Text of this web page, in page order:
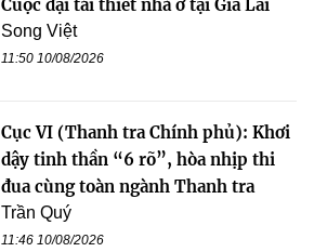
Cuộc đại tái thiết nhà ở tại Gia Lai
Song Việt
11:50 10/08/2026
Cục VI (Thanh tra Chính phủ): Khơi
dậy tinh thần “6 rõ”, hòa nhịp thi
đua cùng toàn ngành Thanh tra
Trần Quý
11:46 10/08/2026